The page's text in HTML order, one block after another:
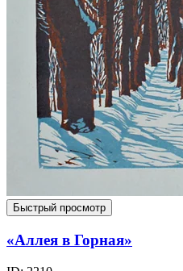
Быстрый просмотр
«Аллея в Горная»